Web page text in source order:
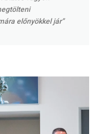
előnyökkel jár”